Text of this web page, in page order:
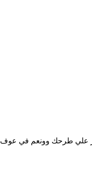
علي طرحك وونعم في عوف